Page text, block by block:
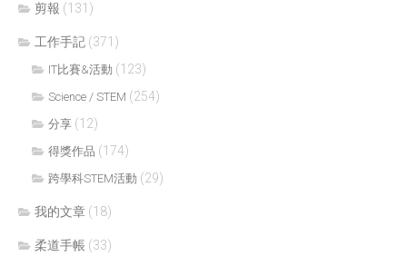
剪報 (131)
工作手記 (371)
IT比賽&活動 (123)
Science / STEM (254)
分享 (12)
得獎作品 (174)
跨學科STEM活動 (29)
我的文章 (18)
柔道手帳 (33)